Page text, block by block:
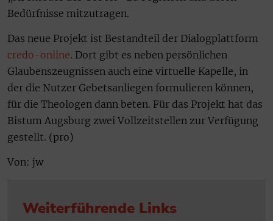
Bedürfnisse mitzutragen.
Das neue Projekt ist Bestandteil der Dialogplattform
credo-online. Dort gibt es neben persönlichen
Glaubenszeugnissen auch eine virtuelle Kapelle, in
der die Nutzer Gebetsanliegen formulieren können,
für die Theologen dann beten. Für das Projekt hat das
Bistum Augsburg zwei Vollzeitstellen zur Verfügung
gestellt. (pro)
Von: jw
Weiterführende Links